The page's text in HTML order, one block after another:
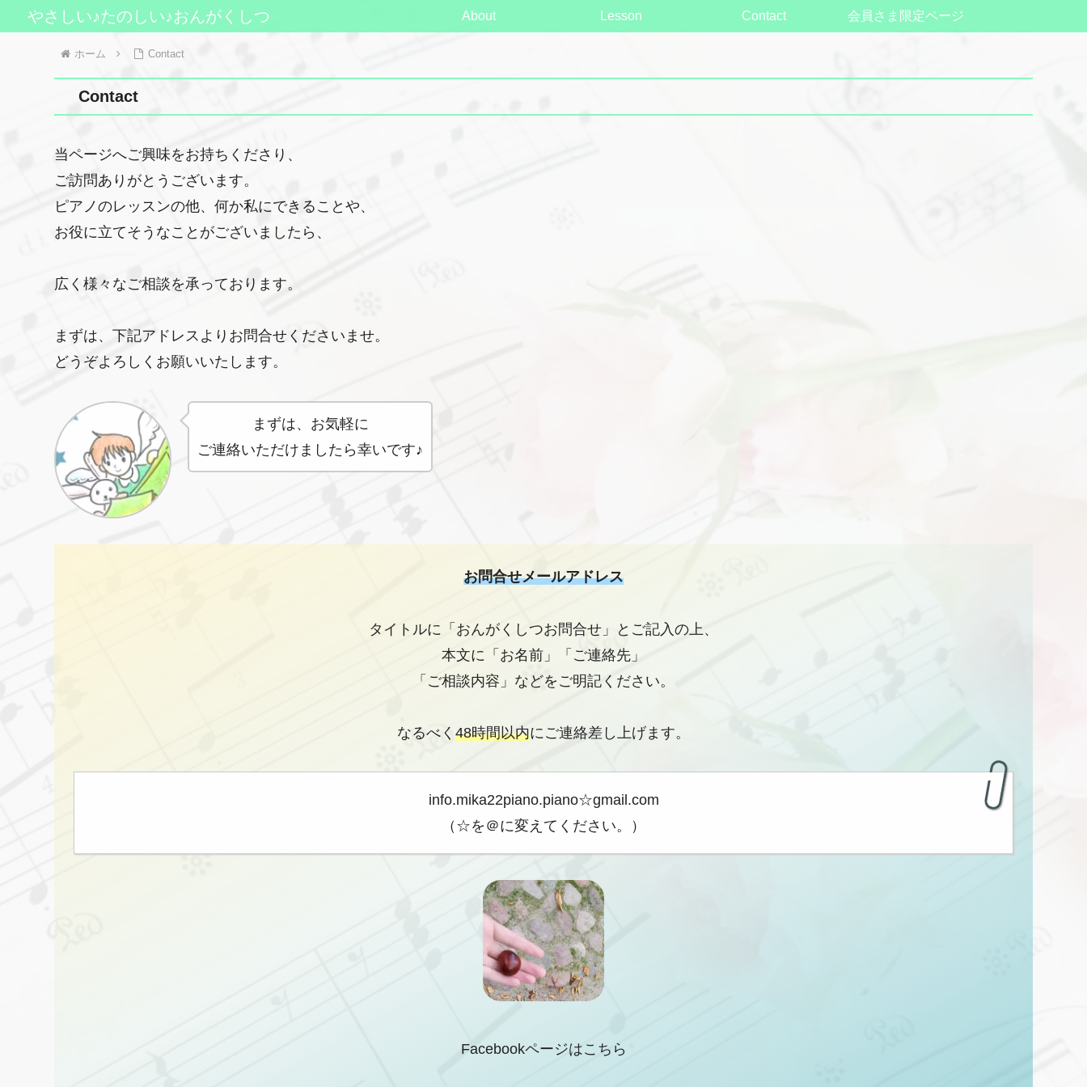
やさしい♪たのしい♪おんがくしつ About Lesson Contact 会員さま限定ページ
ホーム Contact
Contact
当ページへご興味をお持ちくださり、
ご訪問ありがとうございます。
ピアノのレッスンの他、何か私にできることや、
お役に立てそうなことがございましたら、
広く様々なご相談を承っております。
まずは、下記アドレスよりお問合せくださいませ。
どうぞよろしくお願いいたします。
まずは、お気軽に
ご連絡いただけましたら幸いです♪
お問合せメールアドレス
タイトルに「おんがくしつお問合せ」とご記入の上、
本文に「お名前」「ご連絡先」
「ご相談内容」などをご明記ください。
なるべく 48時間以内にご連絡差し上げます。
info.mika22piano.piano☆gmail.com
（☆を＠に変えてください。）
Facebookページはこちら